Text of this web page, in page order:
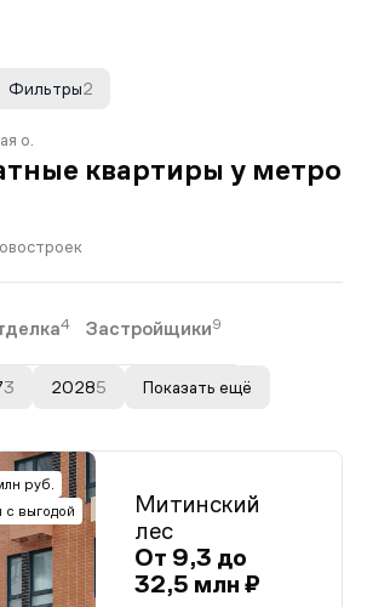
2
Фильтры
о.
квартиры у метро
4 Застройщики9
3 20285 Показать ещё
руб.
с выгодой
Митинский
лес
От 9,3 до
32,5 млн ₽